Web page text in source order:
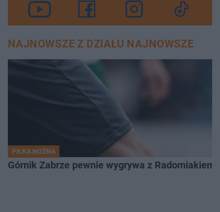
NAJNOWSZE Z DZIAŁU NAJNOWSZE
PIŁKA NOŻNA
Górnik Zabrze pewnie wygrywa z